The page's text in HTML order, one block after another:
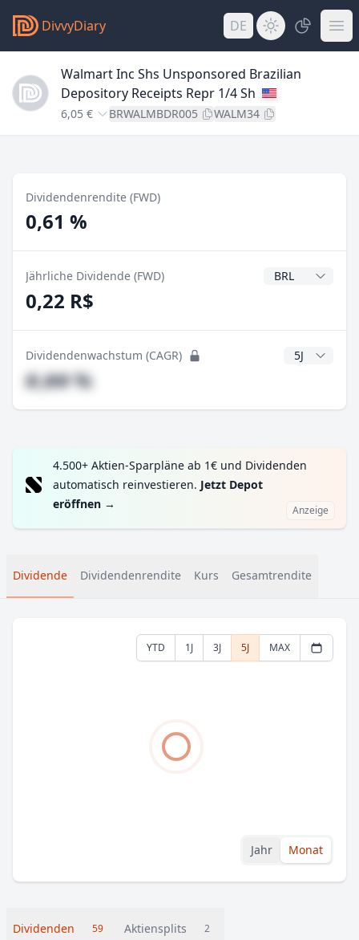
DivvyDiary DE
Walmart Inc Shs Unsponsored Brazilian
Depository Receipts Repr 1/4 Sh
6,05 € BRWALMBDR005 WALM34
Dividendenrendite (FWD)
0,61 %
Jährliche Dividende (FWD)
0,22 R$
Dividendenwachstum (CAGR) CAGR Jahre
#,## %
4.500+ Aktien-Sparpläne ab 1€ und Dividenden
automatisch reinvestieren. Jetzt Depot
eröffnen → Anzeige
Dividende Dividendenrendite Kurs Gesamtrendite
YTD 1J 3J 5J MAX
Jahr Monat
Dividenden 59 Aktiensplits 2